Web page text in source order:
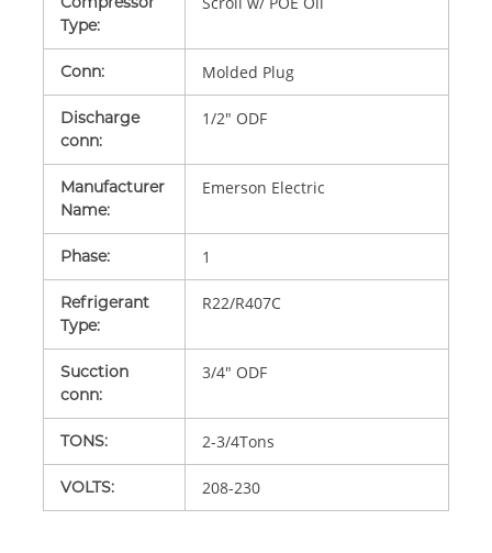
Type:
Conn: Molded Plug
Discharge
conn:
1/2" ODF
Manufacturer
Name:
Emerson Electric
Phase: 1
Refrigerant
Type:
R22/R407C
Sucction
conn:
3/4" ODF
TONS: 2-3/4Tons
VOLTS: 208-230